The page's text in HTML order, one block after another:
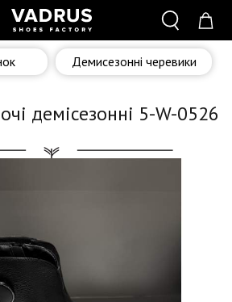
Демисезонні черевики
демісезонні 5-W-0526